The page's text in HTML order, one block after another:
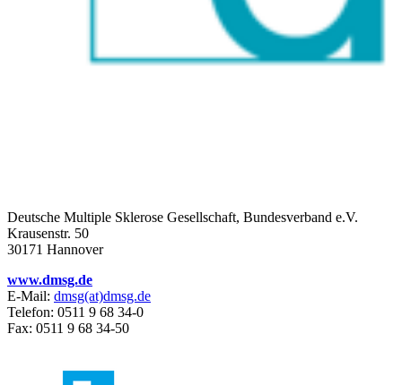
Deutsche Multiple Sklerose Gesellschaft, Bundesverband e.V.
Krausenstr. 50
30171 Hannover
www.dmsg.de
E-Mail: dmsg(at)dmsg.de
Telefon: 0511 9 68 34-0
Fax: 0511 9 68 34-50